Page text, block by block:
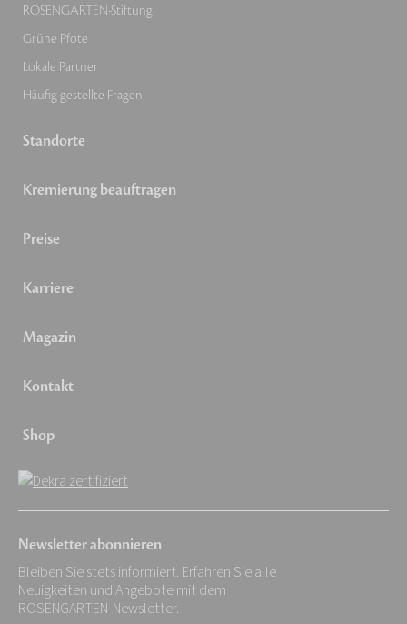
ROSENGARTEN-Stiftung
Grüne Pfote
Lokale Partner
Häufig gestellte Fragen
Standorte
Kremierung beauftragen
Preise
Karriere
Magazin
Kontakt
Shop
Newsletter abonnieren
Bleiben Sie stets informiert. Erfahren Sie alle
Neuigkeiten und Angebote mit dem
ROSENGARTEN-Newsletter.